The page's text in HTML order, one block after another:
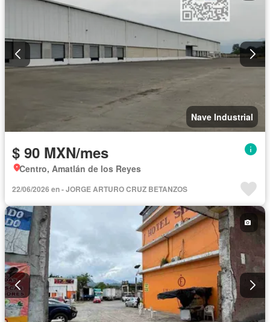
Nave Industrial
$ 90 MXN/mes
Centro, Amatlán de los Reyes
22/06/2026 en - JORGE ARTURO CRUZ BETANZOS